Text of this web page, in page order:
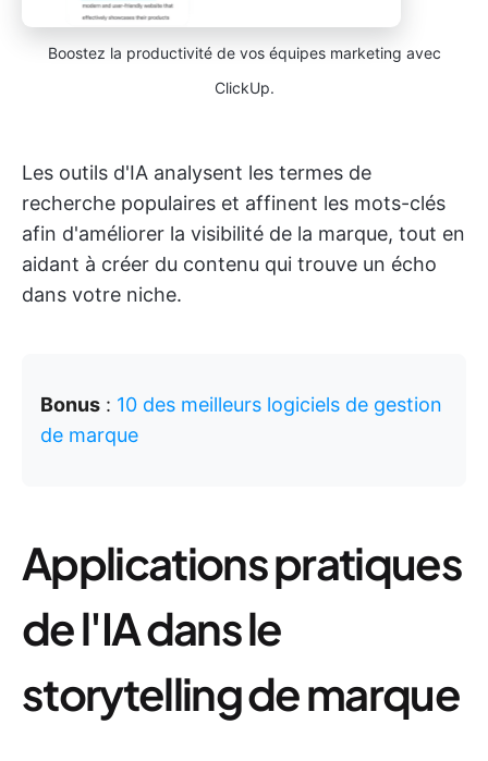
Boostez la productivité de vos équipes marketing avec
ClickUp.
Les outils d'IA analysent les termes de
recherche populaires et affinent les mots-clés
afin d'améliorer la visibilité de la marque, tout en
aidant à créer du contenu qui trouve un écho
dans votre niche.
Bonus : 10 des meilleurs logiciels de gestion
de marque
Applications pratiques
de l'IA dans le
storytelling de marque